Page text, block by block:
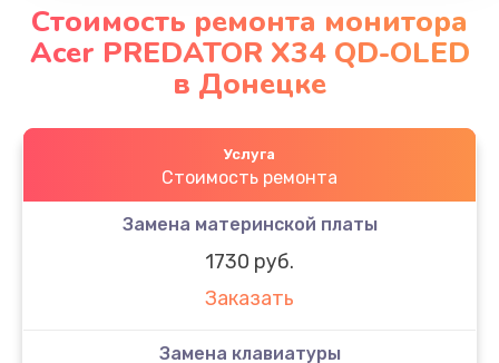
Стоимость ремонта монитора
Acer PREDATOR X34 QD-OLED
в Донецке
Услуга
Стоимость ремонта
Замена материнской платы
1730 руб.
Заказать
Замена клавиатуры